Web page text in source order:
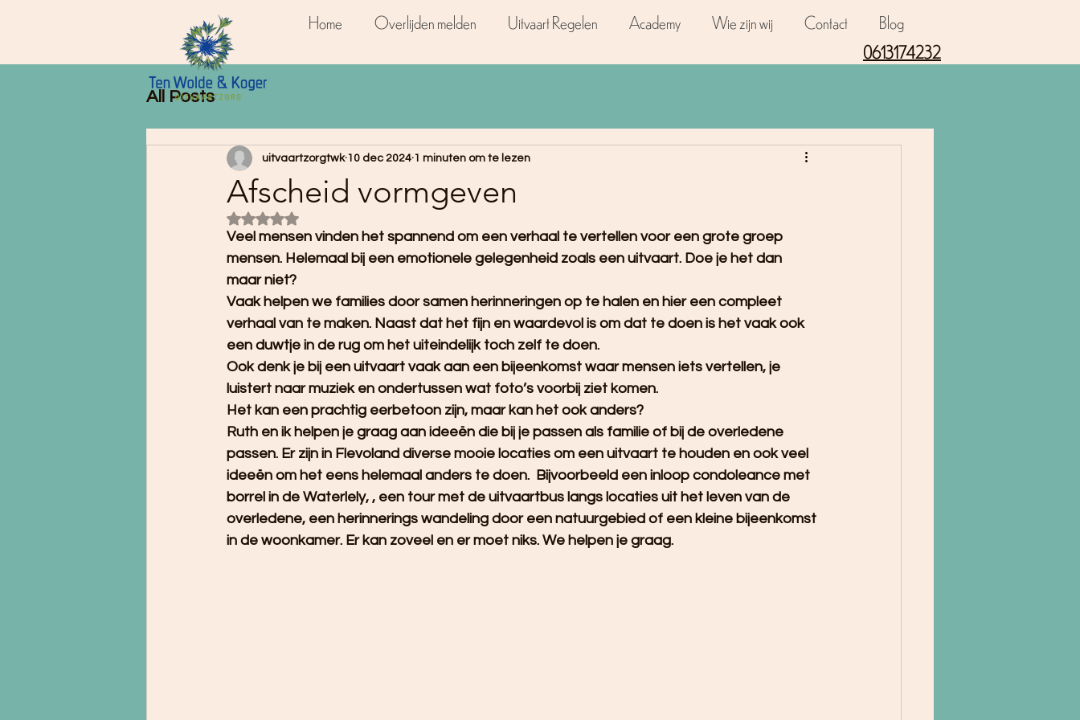
Home Overlijden melden Uitvaart Regelen Academy Wie zijn wij Contact
Blog
0613174232
All Posts
Afscheid vormgeven
uitvaartzorgtwk 10 dec 2024 1 minuten om te lezen
Beoordeeld met NaN uit 5 sterren.
Veel mensen vinden het spannend om een verhaal te vertellen voor een grote groep
mensen. Helemaal bij een emotionele gelegenheid zoals een uitvaart. Doe je het dan
maar niet?
Vaak helpen we families door samen herinneringen op te halen en hier een compleet
verhaal van te maken. Naast dat het fijn en waardevol is om dat te doen is het vaak ook
een duwtje in de rug om het uiteindelijk toch zelf te doen.
Ook denk je bij een uitvaart vaak aan een bijeenkomst waar mensen iets vertellen, je
luistert naar muziek en ondertussen wat foto’s voorbij ziet komen.
Het kan een prachtig eerbetoon zijn, maar kan het ook anders?
Ruth en ik helpen je graag aan ideeën die bij je passen als familie of bij de overledene
passen. Er zijn in Flevoland diverse mooie locaties om een uitvaart te houden en ook veel
ideeën om het eens helemaal anders te doen.  Bijvoorbeeld een inloop condoleance met
borrel in de Waterlely, , een tour met de uitvaartbus langs locaties uit het leven van de
overledene, een herinnerings wandeling door een natuurgebied of een kleine bijeenkomst
in de woonkamer. Er kan zoveel en er moet niks. We helpen je graag.